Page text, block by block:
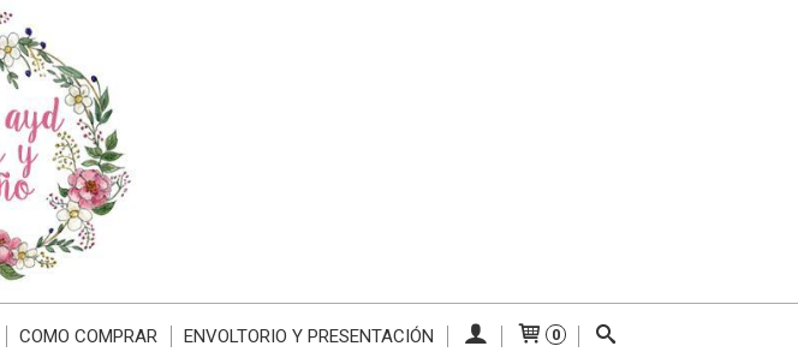
COMO COMPRAR ENVOLTORIO Y PRESENTACIÓN 0